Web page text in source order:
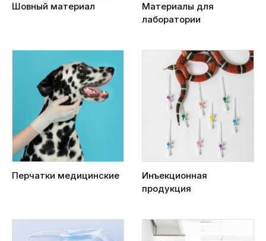
Шовный материал
Материалы для
лаборатории
Перчатки медицинские
Инъекционная
продукция